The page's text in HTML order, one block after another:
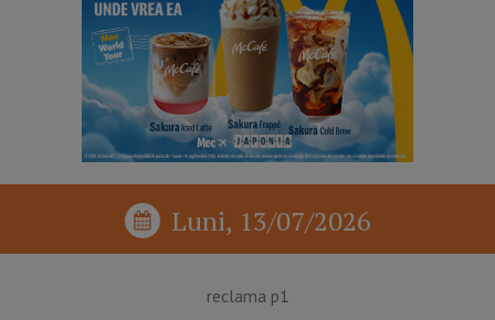
Luni, 13/07/2026
reclama p1